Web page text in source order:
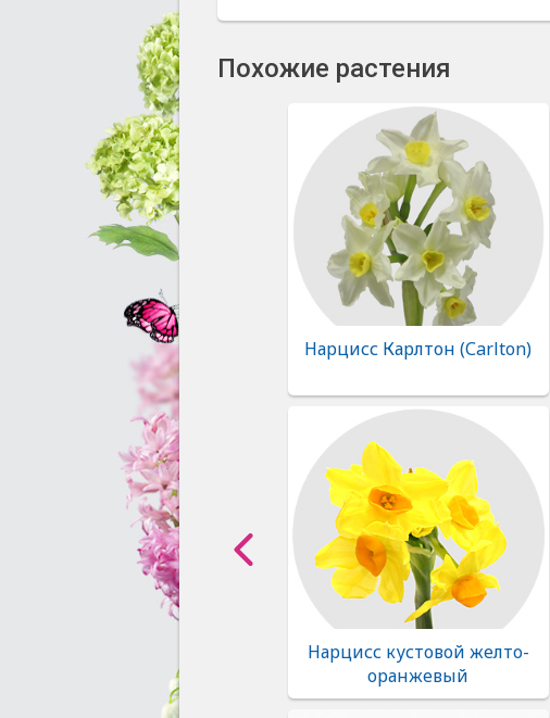
Похожие растения
Нарцисс Карлтон (Сarlton)
Нарцисс кустовой желто-
оранжевый